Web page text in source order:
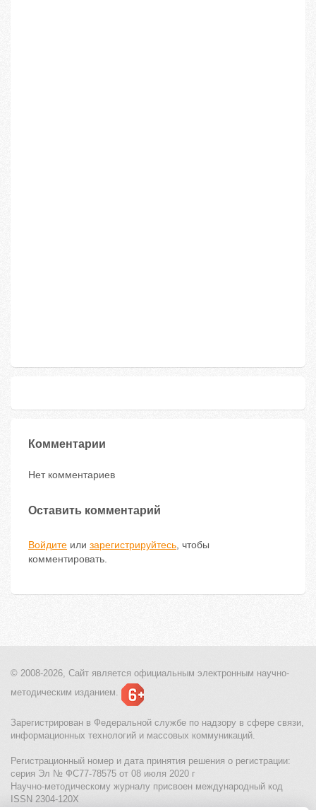
Комментарии
Нет комментариев
Оставить комментарий
Войдите или зарегистрируйтесь, чтобы
комментировать.
© 2008-2026, Сайт является официальным электронным научно-
методическим изданием.
Зарегистрирован в Федеральной службе по надзору в сфере связи,
информационных технологий и массовых коммуникаций.
Регистрационный номер и дата принятия решения о регистрации:
серия Эл № ФС77-78575 от 08 июля 2020 г
Научно-методическому журналу присвоен международный код
ISSN 2304-120X